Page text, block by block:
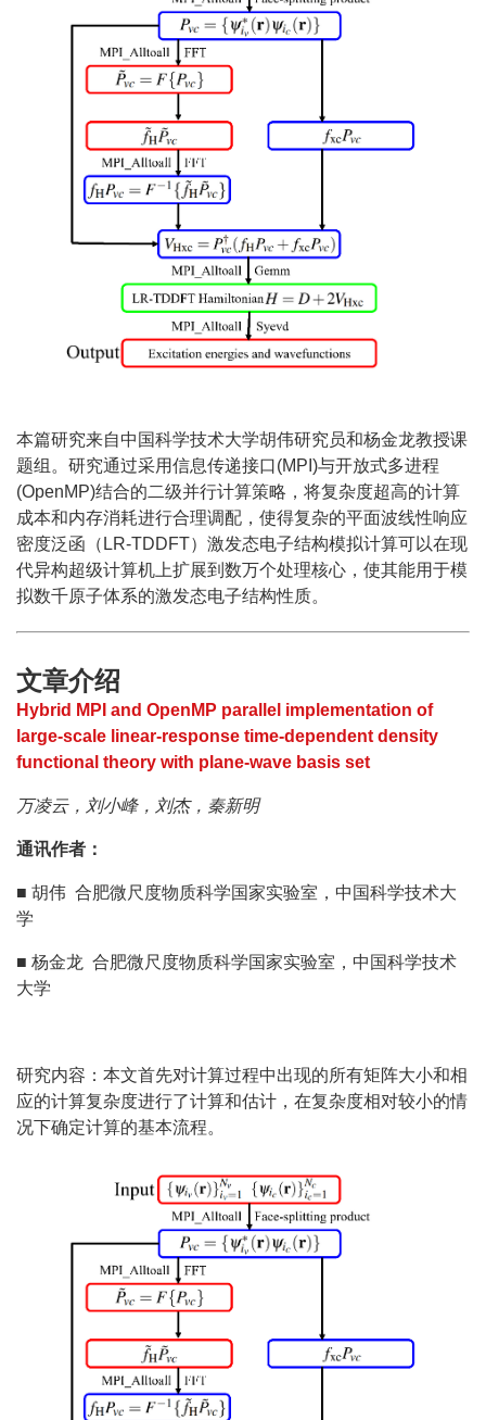
本篇研究来自中国科学技术大学胡伟研究员和杨金龙教授课
题组。研究通过采用信息传递接口(MPI)与开放式多进程
(OpenMP)结合的二级并行计算策略，将复杂度超高的计算
成本和内存消耗进行合理调配，使得复杂的平面波线性响应
密度泛函（LR-TDDFT）激发态电子结构模拟计算可以在现
代异构超级计算机上扩展到数万个处理核心，使其能用于模
拟数千原子体系的激发态电子结构性质。
文章介绍
Hybrid MPI and OpenMP parallel implementation of
large-scale linear-response time-dependent density
functional theory with plane-wave basis set
万凌云，刘小峰，刘杰，秦新明
通讯作者：
■ 胡伟 合肥微尺度物质科学国家实验室，中国科学技术大
学
■ 杨金龙 合肥微尺度物质科学国家实验室，中国科学技术
大学
研究内容：本文首先对计算过程中出现的所有矩阵大小和相
应的计算复杂度进行了计算和估计，在复杂度相对较小的情
况下确定计算的基本流程。